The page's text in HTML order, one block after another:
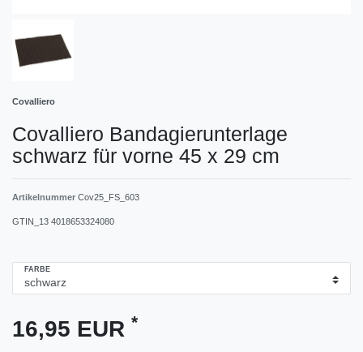
Covalliero
Covalliero Bandagierunterlage
schwarz für vorne 45 x 29 cm
Artikelnummer Cov25_FS_603
GTIN_13 4018653324080
FARBE
16,95 EUR *